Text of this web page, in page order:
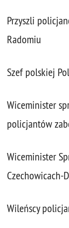
Przyszli
Radomiu
Szef polskiej
Wiceminister
policjantów
Wiceminister
Czechowicach-
Wileńscy